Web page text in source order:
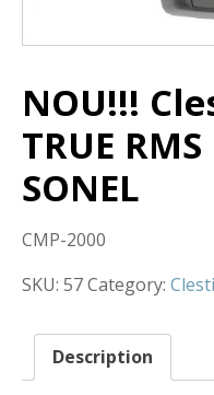
NOU!!!
TRUE
SONEL
CMP-2000
SKU: 57Category:
Description